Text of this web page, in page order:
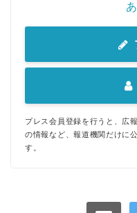
プレス会員登録を行うと、広
の情報など、報道機関だけに
す。